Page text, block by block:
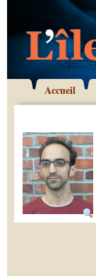
Accueil